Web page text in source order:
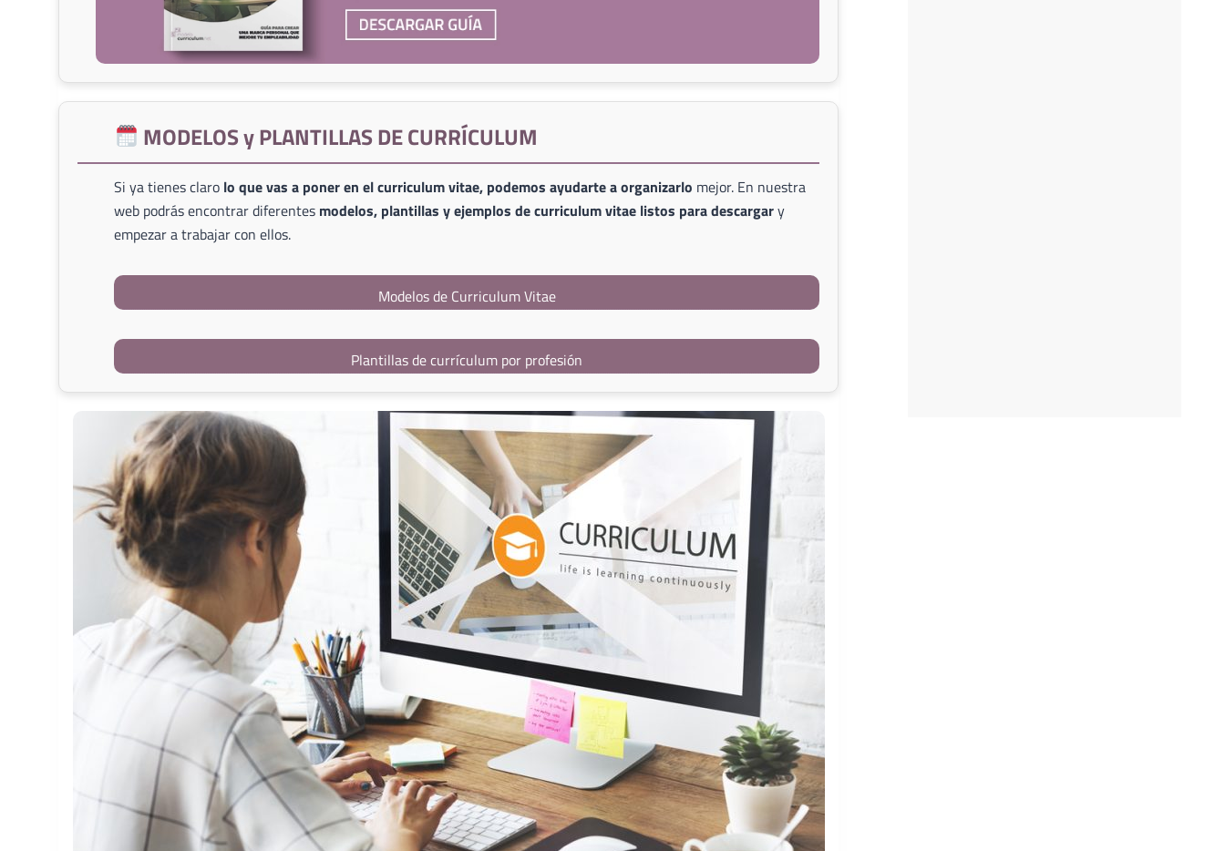
MODELOS y PLANTILLAS DE CURRÍCULUM
Si ya tienes claro lo que vas a poner en el curriculum vitae, podemos ayudarte a organizarlo mejor. En nuestra
web podrás encontrar diferentes modelos, plantillas y ejemplos de curriculum vitae listos para descargary
empezar a trabajar con ellos.
Modelos de Curriculum Vitae
Plantillas de currículum por profesión